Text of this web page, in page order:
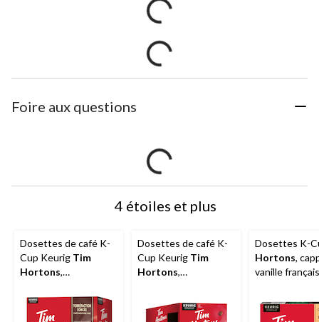
Foire aux questions
4 étoiles et plus
Dosettes de café K-
Cup Keurig Tim
Hortons,
315 g, paq. 30
Dosettes de café K-
Cup Keurig Tim
Hortons,
504 g, paq. 48
Dosettes K-
Hortons,
vanille